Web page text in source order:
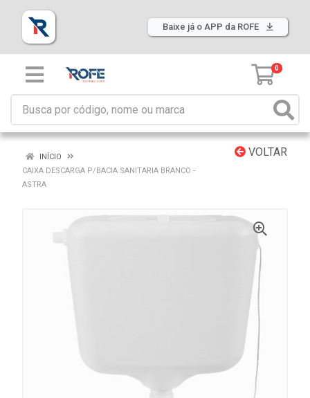
Baixe já o APP da ROFE
0
VOLTAR
INÍCIO
CAIXA DESCARGA P/BACIA SANITARIA BRANCO -
ASTRA